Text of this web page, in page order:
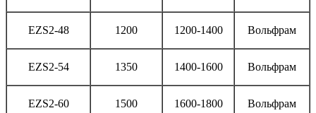
EZS2-48 1200 1200-1400 Вольфрам
EZS2-54 1350 1400-1600 Вольфрам
EZS2-60 1500 1600-1800 Вольфрам